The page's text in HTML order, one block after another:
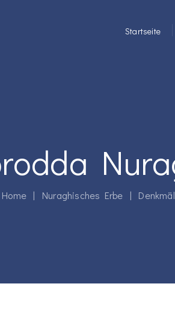
Startseite
Home| Nuraghisches Erbe |